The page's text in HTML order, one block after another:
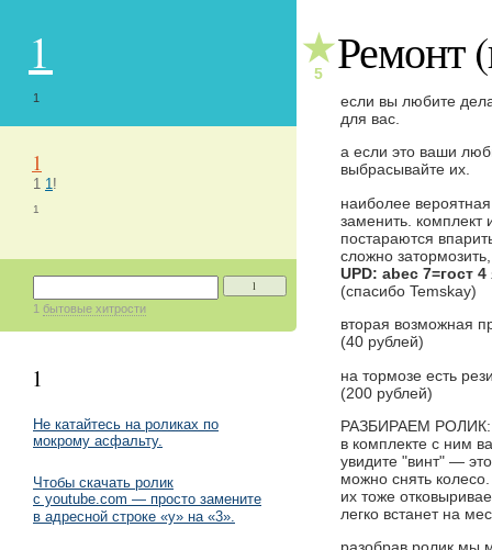
1
1
1
1 1!
1
1
1 бытовые хитрости
1
Не катайтесь на роликах по
мокрому асфальту.
Чтобы скачать ролик
с youtube.com — просто замените
в адресной строке «y» на «3».
★
5 Ремонт
если вы любите
для вас.
а если это ваши
выбрасывайте их.
наиболее
заменить. комплект
постараются
сложно
UPD: abec 7=гост 4
(спасибо Temskay)
вторая возможная
(40 рублей)
на тормозе есть
(200 рублей)
РАЗБИРАЕМ РОЛИК:
в комплекте с ним
увидите "винт" —
можно снять
их тоже
легко встанет на